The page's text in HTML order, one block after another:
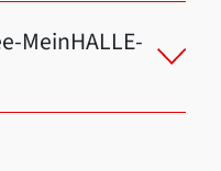
MeinHALLE-